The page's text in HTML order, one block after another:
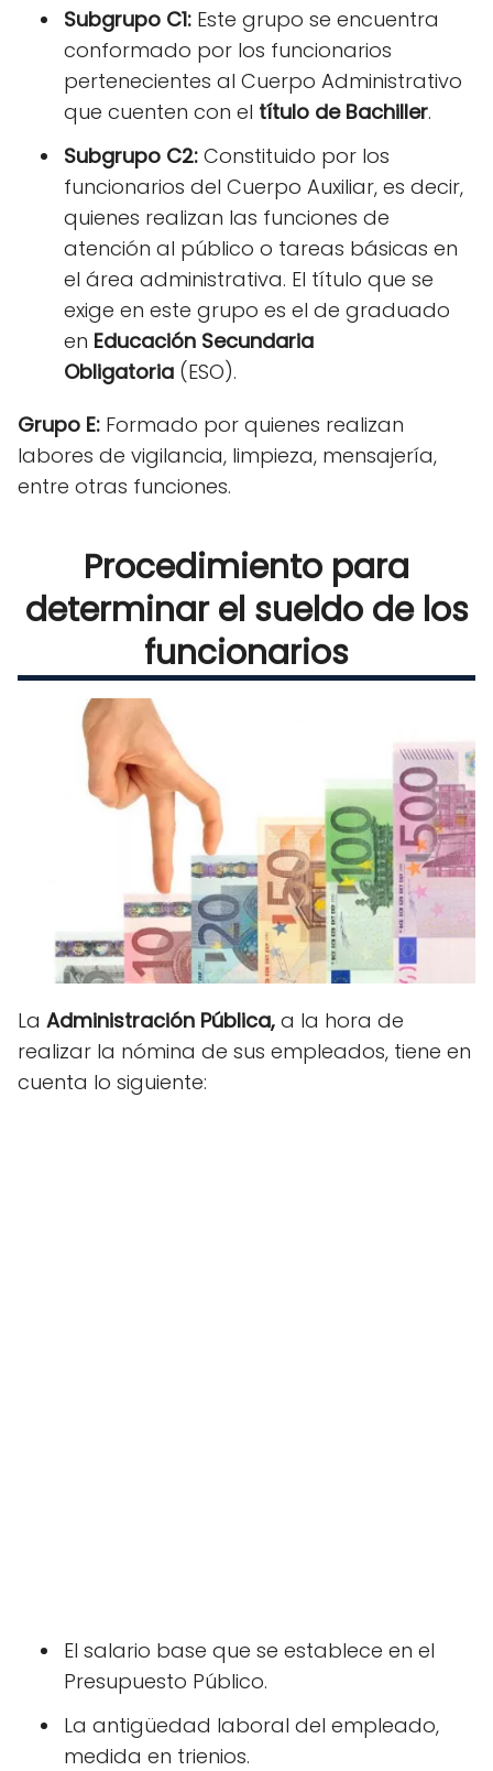
Subgrupo C1: Este grupo se encuentra
conformado por los funcionarios
pertenecientes al Cuerpo Administrativo
que cuenten con el título de Bachiller.
Subgrupo C2: Constituido por los
funcionarios del Cuerpo Auxiliar, es decir,
quienes realizan las funciones de
atención al público o tareas básicas en
el área administrativa. El título que se
exige en este grupo es el de graduado
en Educación Secundaria
Obligatoria (ESO).
Grupo E: Formado por quienes realizan
labores de vigilancia, limpieza, mensajería,
entre otras funciones.
Procedimiento para
determinar el sueldo de los
funcionarios
La Administración Pública, a la hora de
realizar la nómina de sus empleados, tiene en
cuenta lo siguiente:
El salario base que se establece en el
Presupuesto Público.
La antigüedad laboral del empleado,
medida en trienios.